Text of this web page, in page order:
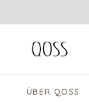
ÜBER QOSS